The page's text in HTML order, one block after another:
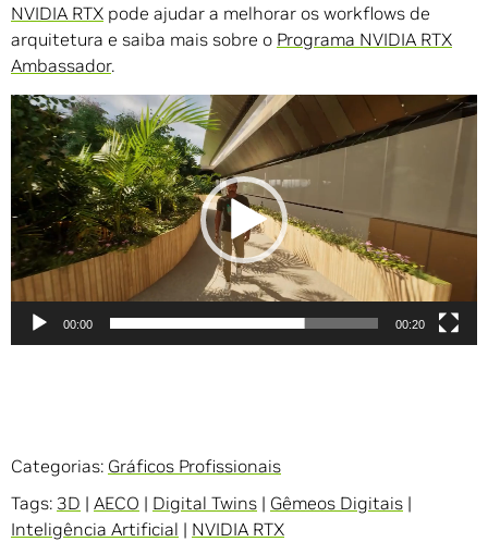
NVIDIA RTX pode ajudar a melhorar os workflows de
arquitetura e saiba mais sobre o Programa NVIDIA RTX
Ambassador.
Tocador
de
vídeo
00:00 00:20
Categorias: Gráficos Profissionais
Tags: 3D | AECO | Digital Twins | Gêmeos Digitais |
Inteligência Artificial | NVIDIA RTX